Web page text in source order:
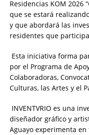
Residencias KOM 2026
que se estará
y que abordará las
residentes que
Esta iniciativa forma
por el Programa de
Colaboradoras,
Culturas, las Artes y el
INVENTVRIO es una
diseñador gráfico y
Aguayo experimenta